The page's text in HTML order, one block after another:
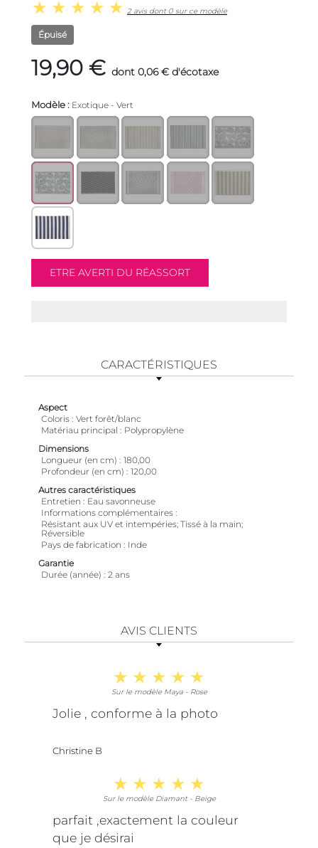
2 avis dont 0 sur ce modèle
Épuisé
19,90 € dont 0,06 € d'écotaxe
Modèle : Exotique - Vert
CARACTÉRISTIQUES
Aspect
Coloris Vert forêt/blanc
Matériau principal
Polypropylène
Dimensions
Longueur (en cm)
180,00
Profondeur (en cm)
120,00
Autres caractéristiques
Entretien
Eau savonneuse
Informations complémentaires
Résistant aux UV et intempéries; Tissé à la main;
Réversible
Pays de fabrication
Inde
Garantie
Durée (année)
2 ans
AVIS CLIENTS
Sur le modèle Maya - Rose
Jolie , conforme à la photo
Christine B
Sur le modèle Diamant - Beige
parfait ,exactement la couleur
que je désirai